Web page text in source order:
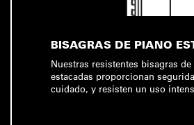
BISAGRAS DE PIANO
Nuestras resistentes bisagras
estacadas proporcionan
cuidado, y resisten un uso